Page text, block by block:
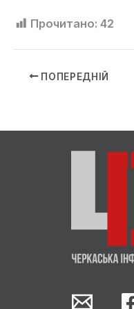
Прочитано: 42
ПОПЕРЕДНІЙ